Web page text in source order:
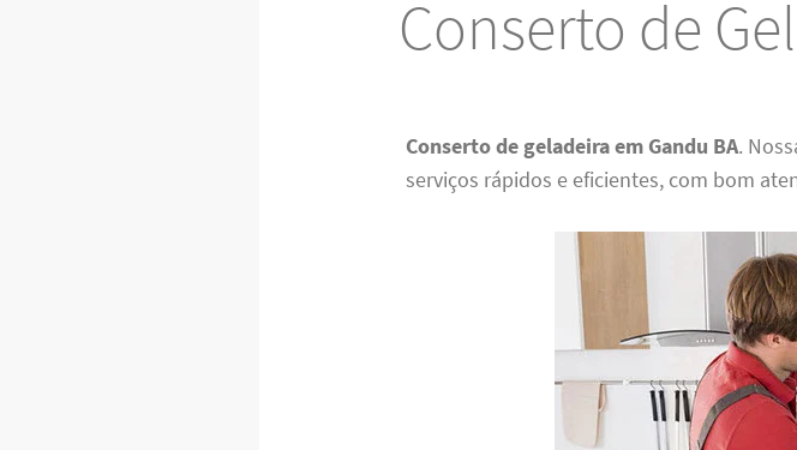
Conserto de
Conserto de geladeira em Gandu BA.
serviços rápidos e eficientes, com bom